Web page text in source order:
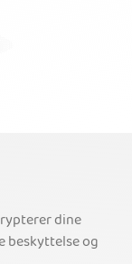
dine
beskyttelse og